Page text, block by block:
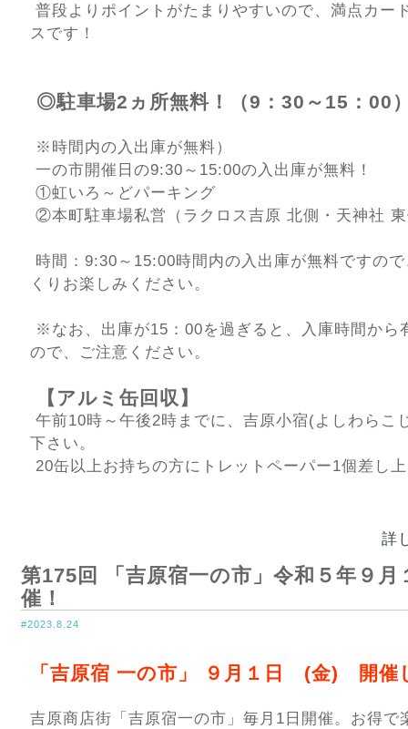
普段よりポイントがたまりやすいので、満点カー
スです！
◎駐車場2ヵ所無料！（9：30～15：00
※時間内の入出庫が無料）
一の市開催日の9:30～15:00の入出庫が無料！
①虹いろ～どパーキング
②本町駐車場私営（ラクロス吉原 北側・天神社
時間：9:30～15:00時間内の入出庫が無料ですの
くりお楽しみください。
※なお、出庫が15：00を過ぎると、入庫時間から
ので、ご注意ください。
【アルミ缶回収】
午前10時～午後2時までに、吉原小宿(よしわらこ
下さい。
20缶以上お持ちの方にトレットペーパー1個差し
詳
第175回 「吉原宿一の市」令和５年９月
催！
#2023.8.24
「吉原宿 一の市」 ９月１日 (金) 開催
吉原商店街「吉原宿一の市」毎月1日開催。お得で